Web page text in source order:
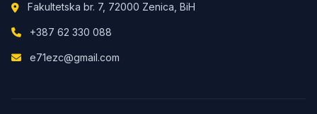
Fakultetska br. 7, 72000 Zenica, BiH
+387 62 330 088
e71ezc@gmail.com